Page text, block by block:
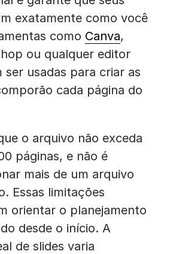
exatamente como você
como Canva,
ou qualquer editor
usadas para criar as
cada página do
o arquivo não exceda
páginas, e não é
mais de um arquivo
Essas limitações
orientar o planejamento
desde o início. A
de slides varia